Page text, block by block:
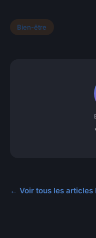
Bien-être
← Voir tous les articles